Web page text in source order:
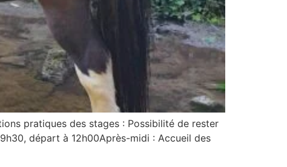
pratiques des stages : Possibilité de rester
départ à 12h00Après-midi : Accueil des